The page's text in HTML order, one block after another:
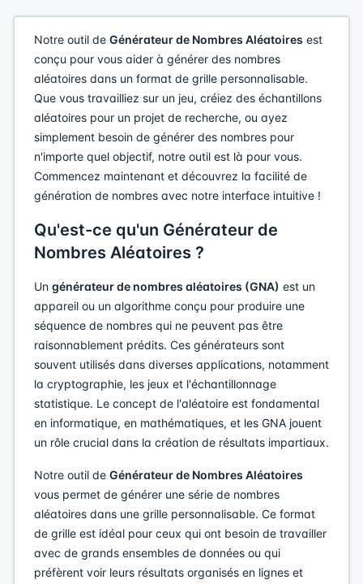
Notre outil de Générateur de Nombres Aléatoires est
conçu pour vous aider à générer des nombres
aléatoires dans un format de grille personnalisable.
Que vous travailliez sur un jeu, créiez des échantillons
aléatoires pour un projet de recherche, ou ayez
simplement besoin de générer des nombres pour
n'importe quel objectif, notre outil est là pour vous.
Commencez maintenant et découvrez la facilité de
génération de nombres avec notre interface intuitive !
Qu'est-ce qu'un Générateur de
Nombres Aléatoires ?
Un générateur de nombres aléatoires (GNA) est un
appareil ou un algorithme conçu pour produire une
séquence de nombres qui ne peuvent pas être
raisonnablement prédits. Ces générateurs sont
souvent utilisés dans diverses applications, notamment
la cryptographie, les jeux et l'échantillonnage
statistique. Le concept de l'aléatoire est fondamental
en informatique, en mathématiques, et les GNA jouent
un rôle crucial dans la création de résultats impartiaux.
Notre outil de Générateur de Nombres Aléatoires
vous permet de générer une série de nombres
aléatoires dans une grille personnalisable. Ce format
de grille est idéal pour ceux qui ont besoin de travailler
avec de grands ensembles de données ou qui
préfèrent voir leurs résultats organisés en lignes et